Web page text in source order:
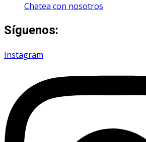
Chatea con nosotros
Síguenos:
Instagram